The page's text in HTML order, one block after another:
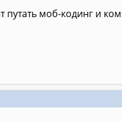
путать моб-кодинг и